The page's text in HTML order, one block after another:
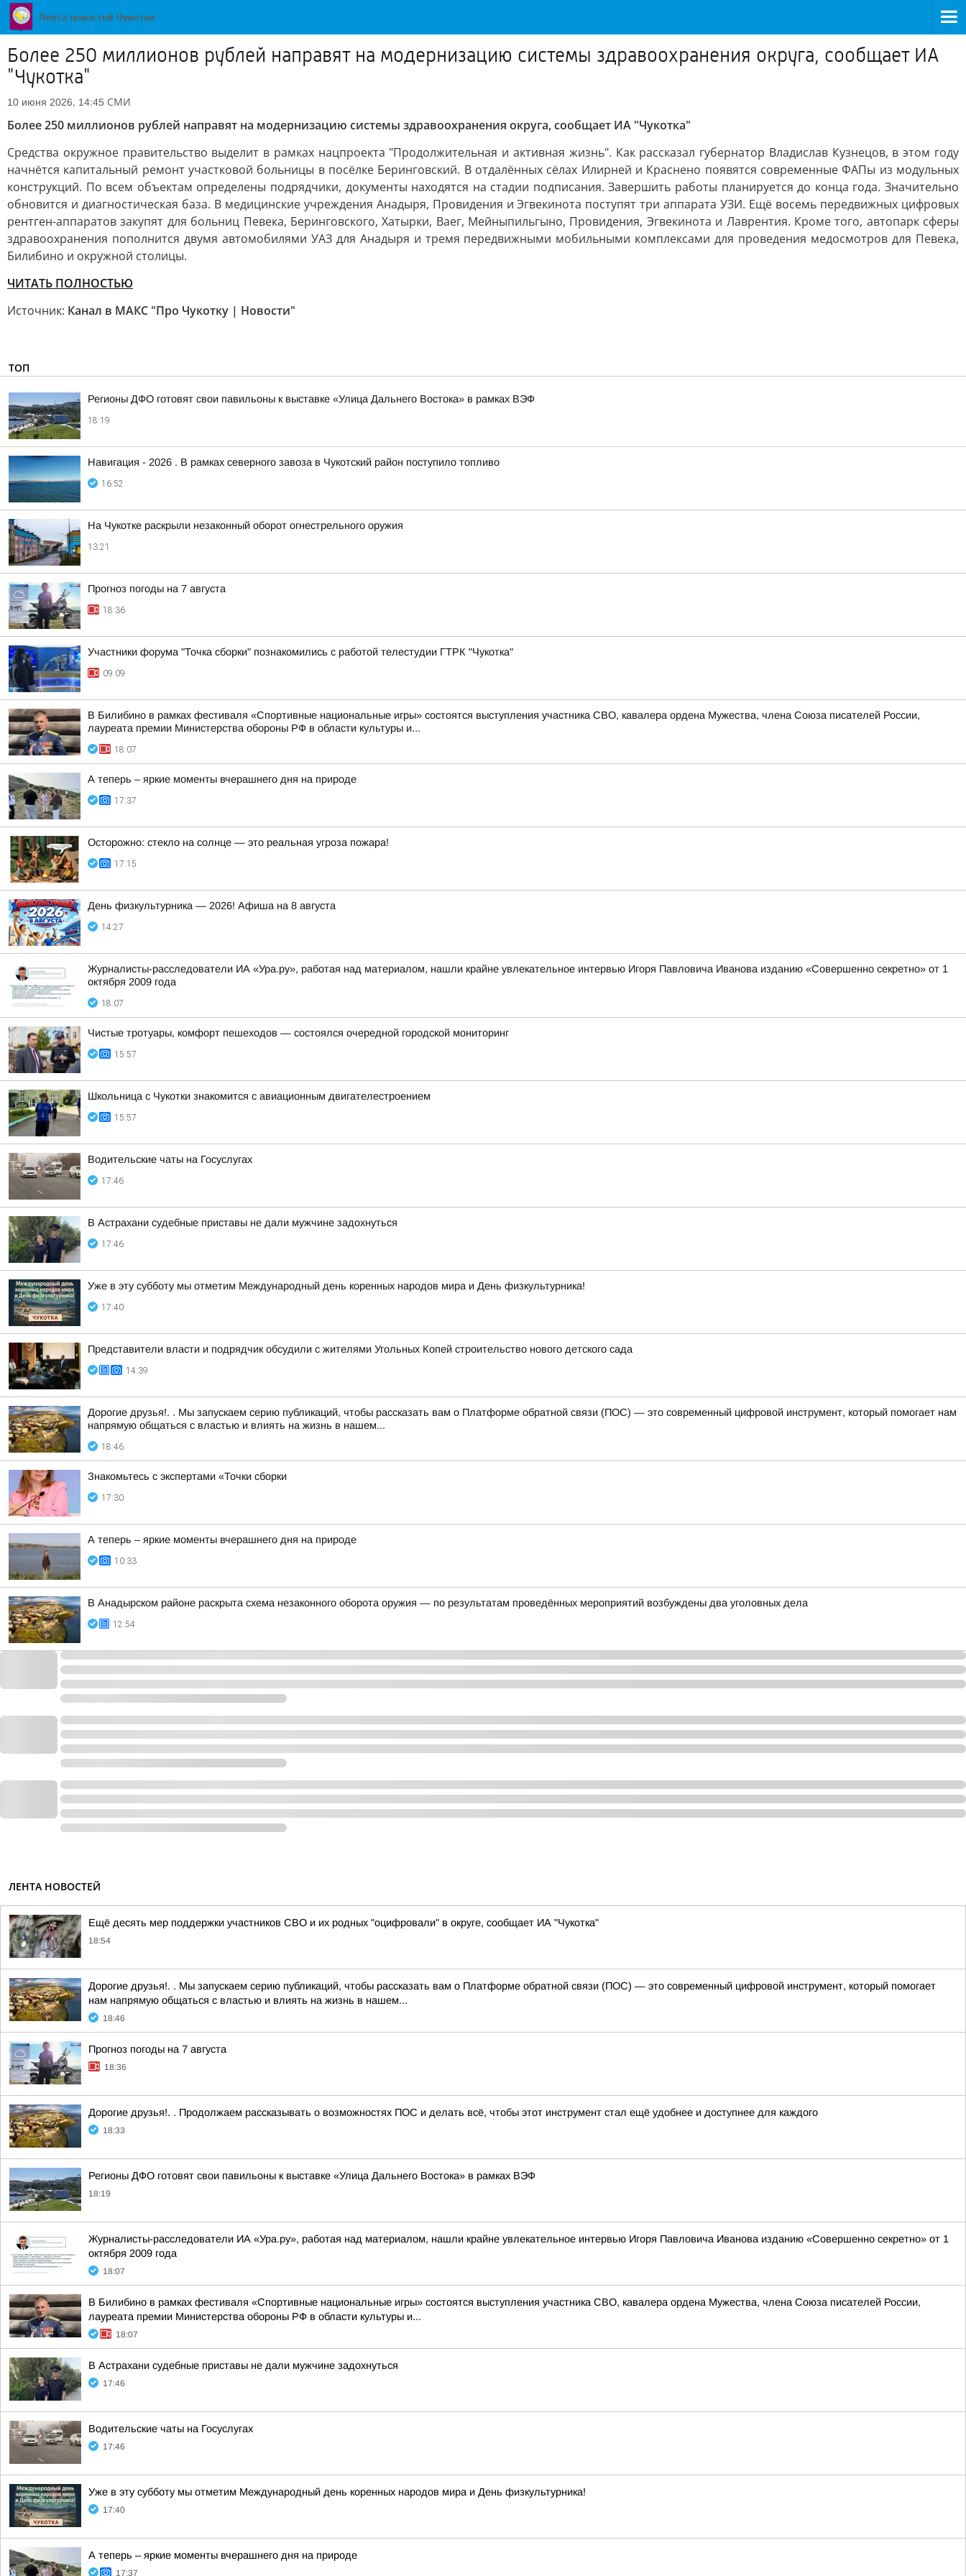
Более 250 миллионов рублей направят на модернизацию системы здравоохранения округа, сообщает ИА
"Чукотка"
10 июня 2026, 14:45 СМИ
Более 250 миллионов рублей направят на модернизацию системы здравоохранения округа, сообщает ИА "Чукотка"
Средства окружное правительство выделит в рамках нацпроекта "Продолжительная и активная жизнь". Как рассказал губернатор Владислав Кузнецов, в этом году
начнётся капитальный ремонт участковой больницы в посёлке Беринговский. В отдалённых сёлах Илирней и Краснено появятся современные ФАПы из модульных
конструкций. По всем объектам определены подрядчики, документы находятся на стадии подписания. Завершить работы планируется до конца года. Значительно
обновится и диагностическая база. В медицинские учреждения Анадыря, Провидения и Эгвекинота поступят три аппарата УЗИ. Ещё восемь передвижных цифровых
рентген-аппаратов закупят для больниц Певека, Беринговского, Хатырки, Ваег, Мейныпильгыно, Провидения, Эгвекинота и Лаврентия. Кроме того, автопарк сферы
здравоохранения пополнится двумя автомобилями УАЗ для Анадыря и тремя передвижными мобильными комплексами для проведения медосмотров для Певека,
Билибино и окружной столицы.
ЧИТАТЬ ПОЛНОСТЬЮ
Источник: Канал в МАКС "Про Чукотку | Новости"
ТОП
Регионы ДФО готовят свои павильоны к выставке «Улица Дальнего Востока» в рамках ВЭФ
18:19
Навигация - 2026 . В рамках северного завоза в Чукотский район поступило топливо
16:52
На Чукотке раскрыли незаконный оборот огнестрельного оружия
13:21
Прогноз погоды на 7 августа
18:36
Участники форума "Точка сборки" познакомились с работой телестудии ГТРК "Чукотка"
09:09
В Билибино в рамках фестиваля «Спортивные национальные игры» состоятся выступления участника СВО, кавалера ордена Мужества, члена Союза писателей России,
лауреата премии Министерства обороны РФ в области культуры и...
18:07
А теперь – яркие моменты вчерашнего дня на природе
17:37
Осторожно: стекло на солнце — это реальная угроза пожара!
17:15
День физкультурника — 2026! Афиша на 8 августа
14:27
Журналисты-расследователи ИА «Ура.ру», работая над материалом, нашли крайне увлекательное интервью Игоря Павловича Иванова изданию «Совершенно секретно» от 1
октября 2009 года
18:07
Чистые тротуары, комфорт пешеходов — состоялся очередной городской мониторинг
15:57
Школьница с Чукотки знакомится с авиационным двигателестроением
15:57
Водительские чаты на Госуслугах
17:46
В Астрахани судебные приставы не дали мужчине задохнуться
17:46
Уже в эту субботу мы отметим Международный день коренных народов мира и День физкультурника!
17:40
Представители власти и подрядчик обсудили с жителями Угольных Копей строительство нового детского сада
14:39
Дорогие друзья!. . Мы запускаем серию публикаций, чтобы рассказать вам о Платформе обратной связи (ПОС) — это современный цифровой инструмент, который помогает нам
напрямую общаться с властью и влиять на жизнь в нашем...
18:46
Знакомьтесь с экспертами «Точки сборки
17:30
А теперь – яркие моменты вчерашнего дня на природе
10:33
В Анадырском районе раскрыта схема незаконного оборота оружия — по результатам проведённых мероприятий возбуждены два уголовных дела
12:54
ЛЕНТА НОВОСТЕЙ
Ещё десять мер поддержки участников СВО и их родных "оцифровали" в округе, сообщает ИА "Чукотка"
18:54
Дорогие друзья!. . Мы запускаем серию публикаций, чтобы рассказать вам о Платформе обратной связи (ПОС) — это современный цифровой инструмент, который помогает
нам напрямую общаться с властью и влиять на жизнь в нашем...
18:46
Прогноз погоды на 7 августа
18:36
Дорогие друзья!. . Продолжаем рассказывать о возможностях ПОС и делать всё, чтобы этот инструмент стал ещё удобнее и доступнее для каждого
18:33
Регионы ДФО готовят свои павильоны к выставке «Улица Дальнего Востока» в рамках ВЭФ
18:19
Журналисты-расследователи ИА «Ура.ру», работая над материалом, нашли крайне увлекательное интервью Игоря Павловича Иванова изданию «Совершенно секретно» от 1
октября 2009 года
18:07
В Билибино в рамках фестиваля «Спортивные национальные игры» состоятся выступления участника СВО, кавалера ордена Мужества, члена Союза писателей России,
лауреата премии Министерства обороны РФ в области культуры и...
18:07
В Астрахани судебные приставы не дали мужчине задохнуться
17:46
Водительские чаты на Госуслугах
17:46
Уже в эту субботу мы отметим Международный день коренных народов мира и День физкультурника!
17:40
А теперь – яркие моменты вчерашнего дня на природе
17:37